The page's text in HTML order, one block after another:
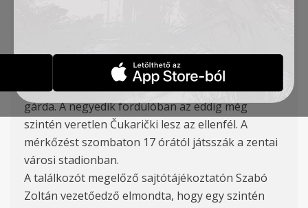
jegyezni. A Szuperligában legutóbb idegenben a
szabadkai Spartacust sikerült legyőzni, úgy, hogy
egy félidőt emberhátrányban játszott a topolyai
gárda. A negyedik fordulóban az eddig még
szintén veretlen Čukarički lesz az ellenfél. A
mérkőzést szombaton 17 órától játsszák a zentai
városi stadionban.
A találkozót megelőző sajtótájékoztatón Szabó
Zoltán vezetőedző elmondta, hogy egy szintén